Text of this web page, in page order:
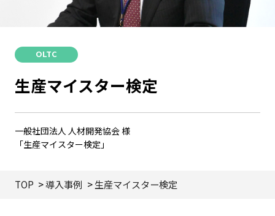
OLTC
生産マイスター検定
一般社団法人 人材開発協会 様
「生産マイスター検定」
TOP 導入事例 生産マイスター検定